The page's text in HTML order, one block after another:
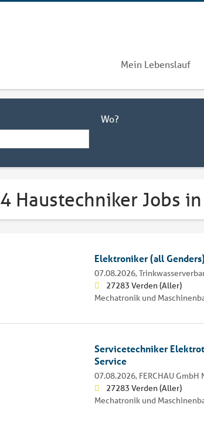
Mein Lebenslauf
Wo?
4 Haustechniker Jobs
Elektroniker (all
07.08.2026,
27283 Verden (Aller)
Mechatronik und
Servicetechniker
Service
07.08.2026, FERCHAU
27283 Verden (Aller)
Mechatronik und